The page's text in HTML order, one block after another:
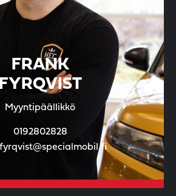
FRANK
FYRQVIST
Myyntipäällikkö
0192802828